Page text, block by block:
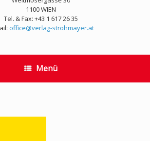
1100 WIEN
Tel. & Fax: +43 1 617 26 35
office@verlag-strohmayer.at
Menü